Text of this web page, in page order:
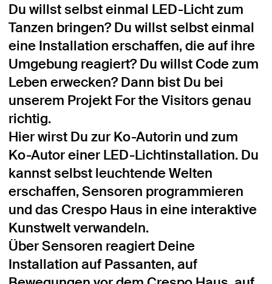
Du willst selbst einmal LED-Licht zum
Tanzen bringen? Du willst selbst einmal
eine Installation erschaffen, die auf ihre
Umgebung reagiert? Du willst Code zum
Leben erwecken? Dann bist Du bei
unserem Projekt For the Visitors genau
richtig.
Hier wirst Du zur Ko-Autorin und zum
Ko-Autor einer LED-Lichtinstallation. Du
kannst selbst leuchtende Welten
erschaffen, Sensoren programmieren
und das Crespo Haus in eine interaktive
Kunstwelt verwandeln.
Über Sensoren reagiert Deine
Installation auf Passanten, auf